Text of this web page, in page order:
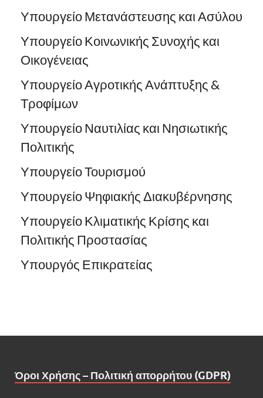
Υπουργείο Μετανάστευσης και Ασύλου
Υπουργείο Κοινωνικής Συνοχής και
Οικογένειας
Υπουργείο Αγροτικής Ανάπτυξης &
Τροφίμων
Υπουργείο Ναυτιλίας και Νησιωτικής
Πολιτικής
Υπουργείο Τουρισμού
Υπουργείο Ψηφιακής Διακυβέρνησης
Υπουργείο Κλιματικής Κρίσης και
Πολιτικής Προστασίας
Υπουργός Επικρατείας
Όροι Χρήσης – Πολιτική απορρήτου (GDPR)